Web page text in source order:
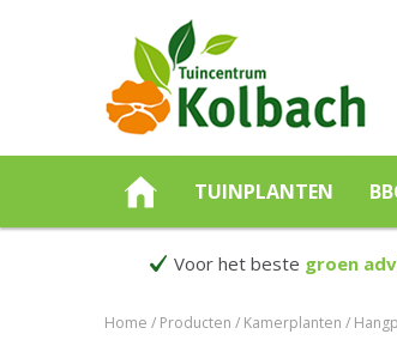
Home Producten Kamerplanten
TUINPLANTEN
Voor het beste groen